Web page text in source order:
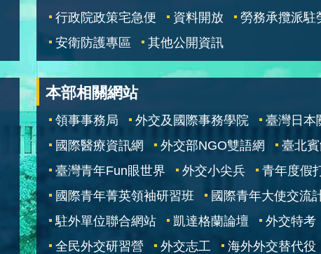
行政院政策宅急便
資料開放
勞務承攬派駐
安衛防護專區
其他公開資訊
本部相關網站
領事事務局 外交及國際事務學院
臺灣日本
國際醫療資訊網
外交部NGO雙語網
臺北
臺灣青年Fun眼世界
外交小尖兵
青年度假
國際青年菁英領袖研習班
國際青年大使交流
駐外單位聯合網站
凱達格蘭論壇
外交特考
全民外交研習營
外交志工
海外外交替代役